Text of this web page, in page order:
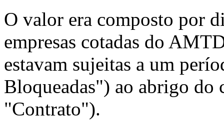
O valor era composto por
empresas cotadas do
estavam sujeitas a um
Bloqueadas") ao abrigo do
"Contrato").